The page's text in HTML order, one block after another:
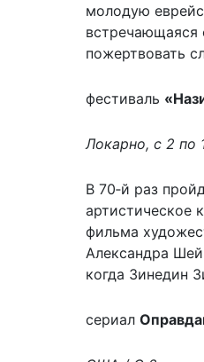
молодую
встречающаяся
пожертвовать
фестиваль
Локарно, с 2 по
В 70‑й раз
артистическое
фильма
Александра
когда Зинедин
сериал